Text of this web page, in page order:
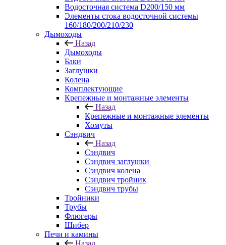
Водосточная система D200/150 мм
Элементы стока водосточной системы
160/180/200/210/230
Дымоходы
Назад
Дымоходы
Баки
Заглушки
Колена
Комплектующие
Крепежные и монтажные элементы
Назад
Крепежные и монтажные элементы
Хомуты
Сэндвич
Назад
Сэндвич
Сэндвич заглушки
Сэндвич колена
Сэндвич тройник
Сэндвич трубы
Тройники
Трубы
Флюгеры
Шибер
Печи и камины
Назад